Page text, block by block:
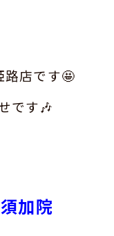
路店です🤩
です🎶
加院